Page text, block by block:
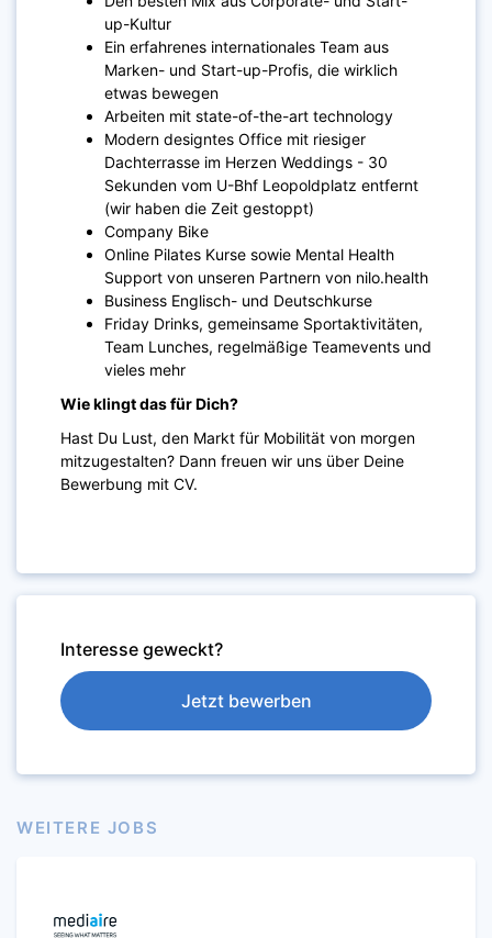
up-Kultur
Ein erfahrenes internationales Team aus
Marken- und Start-up-Profis, die wirklich
etwas bewegen
Arbeiten mit state-of-the-art technology
Modern designtes Office mit riesiger
Dachterrasse im Herzen Weddings - 30
Sekunden vom U-Bhf Leopoldplatz entfernt
(wir haben die Zeit gestoppt)
Company Bike
Online Pilates Kurse sowie Mental Health
Support von unseren Partnern von nilo.health
Business Englisch- und Deutschkurse
Friday Drinks, gemeinsame Sportaktivitäten,
Team Lunches, regelmäßige Teamevents und
vieles mehr
Wie klingt das für Dich?
Hast Du Lust, den Markt für Mobilität von morgen
mitzugestalten? Dann freuen wir uns über Deine
Bewerbung mit CV.
Interesse geweckt?
Jetzt bewerben
WEITERE JOBS